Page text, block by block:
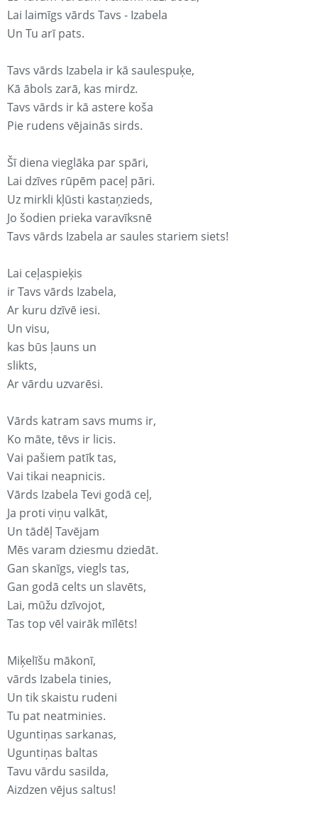
Lai laimīgs vārds Tavs - Izabela
Un Tu arī pats.
Tavs vārds Izabela ir kā saulespuķe,
Kā ābols zarā, kas mirdz.
Tavs vārds ir kā astere koša
Pie rudens vējainās sirds.
Šī diena vieglāka par spāri,
Lai dzīves rūpēm paceļ pāri.
Uz mirkli kļūsti kastaņzieds,
Jo šodien prieka varavīksnē
Tavs vārds Izabela ar saules stariem siets!
Lai ceļaspieķis
ir Tavs vārds Izabela,
Ar kuru dzīvē iesi.
Un visu,
kas būs ļauns un
slikts,
Ar vārdu uzvarēsi.
Vārds katram savs mums ir,
Ko māte, tēvs ir licis.
Vai pašiem patīk tas,
Vai tikai neapnicis.
Vārds Izabela Tevi godā ceļ,
Ja proti viņu valkāt,
Un tādēļ Tavējam
Mēs varam dziesmu dziedāt.
Gan skanīgs, viegls tas,
Gan godā celts un slavēts,
Lai, mūžu dzīvojot,
Tas top vēl vairāk mīlēts!
Miķelīšu mākonī,
vārds Izabela tinies,
Un tik skaistu rudeni
Tu pat neatminies.
Uguntiņas sarkanas,
Uguntiņas baltas
Tavu vārdu sasilda,
Aizdzen vējus saltus!